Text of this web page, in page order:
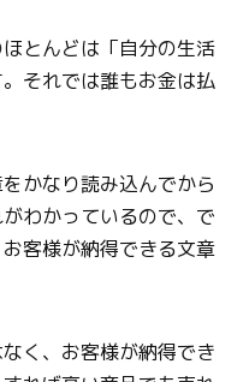
とんどは「自分の生活
それでは誰もお金は払
かなり読み込んでから
わかっているので、で
客様が納得できる文章
く、お客様が納得でき